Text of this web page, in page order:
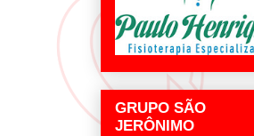
GRUPO SÃO
JERÔNIMO